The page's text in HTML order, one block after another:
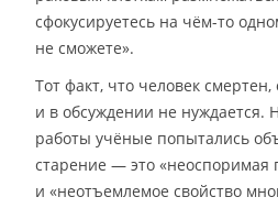
сфокусируетесь на чём-то
не сможете».
Тот факт, что человек
и в обсуждении не нуждается.
работы учёные попытались
старение — это «неоспоримая
и «неотъемлемое свойство